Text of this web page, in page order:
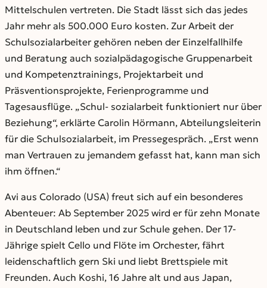
Mittelschulen vertreten. Die Stadt lässt sich das jedes
Jahr mehr als 500.000 Euro kosten. Zur Arbeit der
Schulsozialarbeiter gehören neben der Einzelfallhilfe
und Beratung auch sozialpädagogische Gruppenarbeit
und Kompetenztrainings, Projektarbeit und
Präsventionsprojekte, Ferienprogramme und
Tagesausflüge. „Schul- sozialarbeit funktioniert nur über
Beziehung“, erklärte Carolin Hörmann, Abteilungsleiterin
für die Schulsozialarbeit, im Pressegespräch. „Erst wenn
man Vertrauen zu jemandem gefasst hat, kann man sich
ihm öffnen.“
Avi aus Colorado (USA) freut sich auf ein besonderes
Abenteuer: Ab September 2025 wird er für zehn Monate
in Deutschland leben und zur Schule gehen. Der 17-
Jährige spielt Cello und Flöte im Orchester, fährt
leidenschaftlich gern Ski und liebt Brettspiele mit
Freunden. Auch Koshi, 16 Jahre alt und aus Japan,